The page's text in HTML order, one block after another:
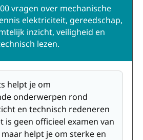
vragen over mechanische
elektriciteit, gereedschap,
inzicht, veiligheid en
lezen.
helpt je om
onderwerpen rond
en technisch redeneren
is geen officieel examen van
helpt je om sterke en